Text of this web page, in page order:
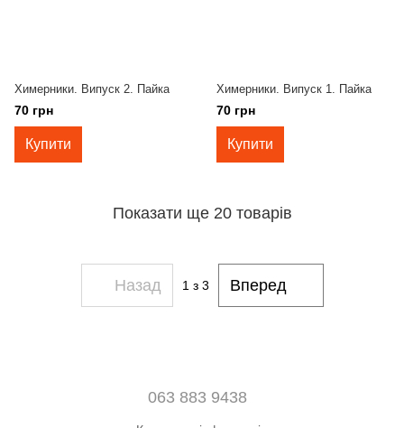
Химерники. Випуск 2. Пайка
70 грн
Купити
Химерники. Випуск 1. Пайка
70 грн
Купити
Показати ще 20 товарів
Назад 1 з 3 Вперед
063 883 9438